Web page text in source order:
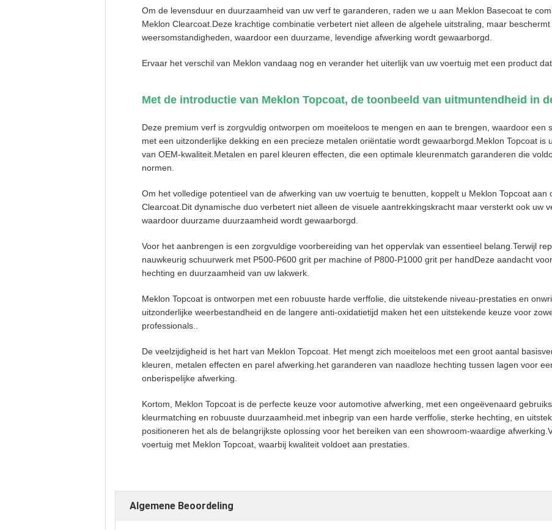
Om de levensduur en duurzaamheid van uw verf te garanderen, raden we u aan Meklon Basecoat te
Meklon Clearcoat.Deze krachtige combinatie verbetert niet alleen de algehele uitstraling, maar
weersomstandigheden, waardoor een duurzame, levendige afwerking wordt gewaarborgd.
Ervaar het verschil van Meklon vandaag nog en verander het uiterlijk van uw voertuig met een product
Met de introductie van Meklon Topcoat, de toonbeeld van uitmuntendheid in
Deze premium verf is zorgvuldig ontworpen om moeiteloos te mengen en aan te brengen, waardoor een
met een uitzonderlijke dekking en een precieze metalen oriëntatie wordt gewaarborgd.Meklon Topcoat is
van OEM-kwaliteit.Metalen en parel kleuren effecten, die een optimale kleurenmatch garanderen die
normen.
Om het volledige potentieel van de afwerking van uw voertuig te benutten, koppelt u Meklon Topcoat aan
Clearcoat.Dit dynamische duo verbetert niet alleen de visuele aantrekkingskracht maar versterkt ook uw
waardoor duurzame duurzaamheid wordt gewaarborgd.
Voor het aanbrengen is een zorgvuldige voorbereiding van het oppervlak van essentieel belang.Terwijl
nauwkeurig schuurwerk met P500-P600 grit per machine of P800-P1000 grit per handDeze aandacht
hechting en duurzaamheid van uw lakwerk.
Meklon Topcoat is ontworpen met een robuuste harde verffolie, die uitstekende niveau-prestaties en
uitzonderlijke weerbestandheid en de langere anti-oxidatietijd maken het een uitstekende keuze voor
professionals..
De veelzijdigheid is het hart van Meklon Topcoat. Het mengt zich moeiteloos met een groot aantal
kleuren, metalen effecten en parel afwerking.het garanderen van naadloze hechting tussen lagen voor
onberispelijke afwerking.
Kortom, Meklon Topcoat is de perfecte keuze voor automotive afwerking, met een ongeëvenaard
kleurmatching en robuuste duurzaamheid.met inbegrip van een harde verffolie, sterke hechting, en
positioneren het als de belangrijkste oplossing voor het bereiken van een showroom-waardige
voertuig met Meklon Topcoat, waarbij kwaliteit voldoet aan prestaties.
Algemene Beoordeling